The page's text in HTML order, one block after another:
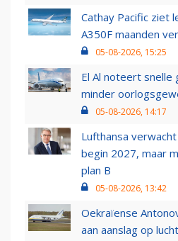
Cathay Pacific ziet
A350F maanden
05-08-2026, 15:25
El Al noteert snelle
minder
05-08-2026, 14:17
Lufthansa
begin 2027, maar
plan B
05-08-2026, 13:42
Oekraïense
aan aanslag op